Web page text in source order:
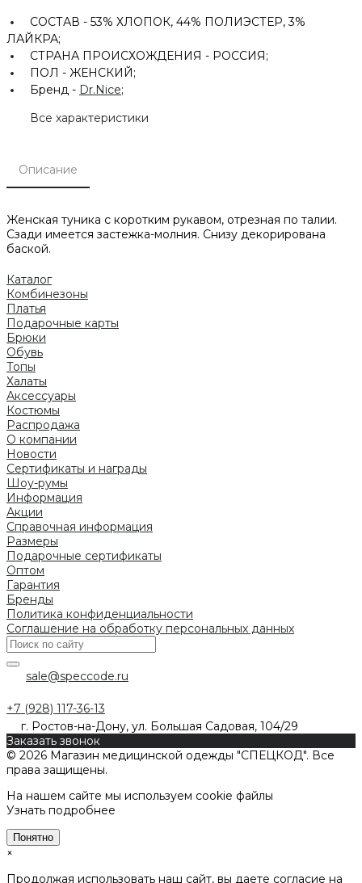
СОСТАВ - 53% ХЛОПОК, 44% ПОЛИЭСТЕР, 3%
ЛАЙКРА;
СТРАНА ПРОИСХОЖДЕНИЯ - РОССИЯ;
ПОЛ - ЖЕНСКИЙ;
Бренд - Dr.Nice;
Все характеристики
Описание
Женская туника с коротким рукавом, отрезная по талии.
Сзади имеется застежка-молния. Снизу декорирована
баской.
Каталог
Комбинезоны
Платья
Подарочные карты
Брюки
Обувь
Топы
Халаты
Аксессуары
Костюмы
Распродажа
О компании
Новости
Сертификаты и награды
Шоу-румы
Информация
Акции
Справочная информация
Размеры
Подарочные сертификаты
Оптом
Гарантия
Бренды
Политика конфиденциальности
Соглашение на обработку персональных данных
sale@speccode.ru
+7 (928) 117-36-13
г. Ростов-на-Дону, ул. Большая Садовая, 104/29
Заказать звонок
© 2026 Магазин медицинской одежды "СПЕЦКОД". Все
права защищены.
На нашем сайте мы используем cookie файлы
Узнать подробнее
Понятно
×
Продолжая использовать наш сайт, вы даете согласие на